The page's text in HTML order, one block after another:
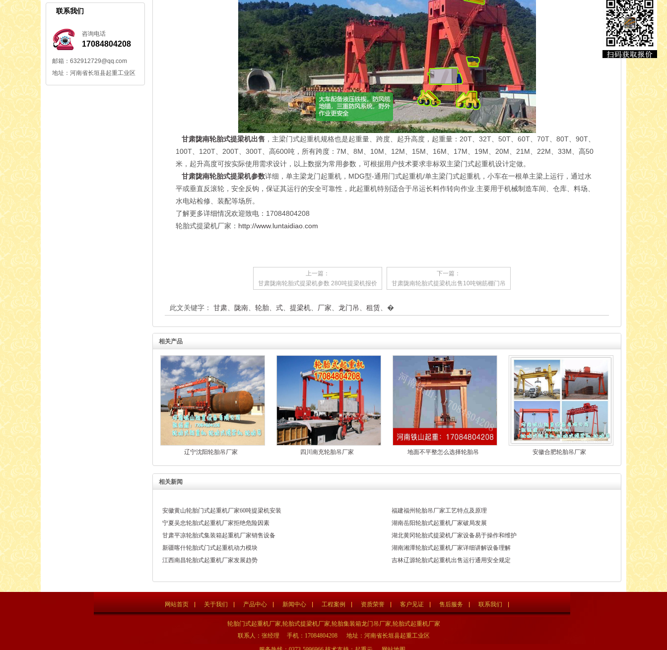
联系我们
咨询电话
17084804208
邮箱：632912729@qq.com
地址：河南省长垣县起重工业区
甘肃陇南轮胎式提梁机出售 ，主梁门式起重机规格也是起重量、跨度、起升高度，起重量：20T、32T、50T、60T、70T、80T、90T、
100T、120T、200T、300T、高600吨，所有跨度：7M、8M、10M、12M、15M、16M、17M、19M、20M、21M、22M、33M、高50
米，起升高度可按实际使用需求设计，以上数据为常用参数，可根据用户技术要求非标双主梁门式起重机设计定做。
甘肃陇南轮胎式提梁机参数详细，单主梁龙门起重机，MDG型-通用门式起重机/单主梁门式起重机，小车在一根单主梁上运行，通过水
平或垂直反滚轮，安全反钩，保证其运行的安全可靠性，此起重机特别适合于吊运长料作转向作业.主要用于机械制造车间、仓库、料场、
水电站检修、装配等场所。
了解更多详细情况欢迎致电：17084804208
轮胎式提梁机厂家： http://www.luntaidiao.com
上一篇：
甘肃陇南轮胎式提梁机参数 280吨提梁机报价
下一篇：
甘肃陇南轮胎式提梁机出售10吨钢筋棚门吊
此文关键字： 甘肃 陇南 轮胎 式 提梁机 厂家 龙门吊 租赁 �
相关产品
辽宁沈阳轮胎吊厂家 四川南充轮胎吊厂家 地面不平整怎么选择轮胎吊 安徽合肥轮胎吊厂家
相关新闻
安徽黄山轮胎门式起重机厂家60吨提梁机安装
福建福州轮胎吊厂家工艺特点及原理
宁夏吴忠轮胎式起重机厂家拒绝危险因素
湖南岳阳轮胎式起重机厂家破局发展
甘肃平凉轮胎式集装箱起重机厂家销售设备
湖北黄冈轮胎式提梁机厂家设备易于操作和维护
新疆喀什轮胎式门式起重机动力模块
湖南湘潭轮胎式起重机厂家详细讲解设备理解
江西南昌轮胎式起重机厂家发展趋势
吉林辽源轮胎式起重机出售运行通用安全规定
网站首页 关于我们 产品中心 新闻中心 工程案例 资质荣誉 客户见证 售后服务 联系我们
轮胎门式起重机厂家,轮胎式提梁机厂家,轮胎集装箱龙门吊厂家,轮胎式起重机厂家
联系人：张经理 手机：17084804208 地址：河南省长垣县起重工业区